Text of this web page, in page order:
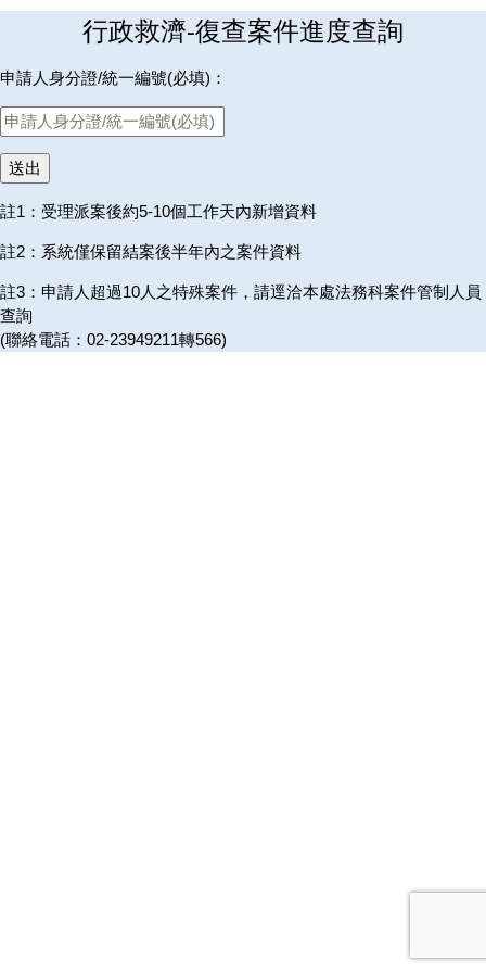
行政救濟-復查案件進度查詢
申請人身分證/統一編號(必填)：
註1：受理派案後約5-10個工作天內新增資料
註2：系統僅保留結案後半年內之案件資料
註3：申請人超過10人之特殊案件，請逕洽本處法務科案件管制人員
查詢
(聯絡電話：02-23949211轉566)